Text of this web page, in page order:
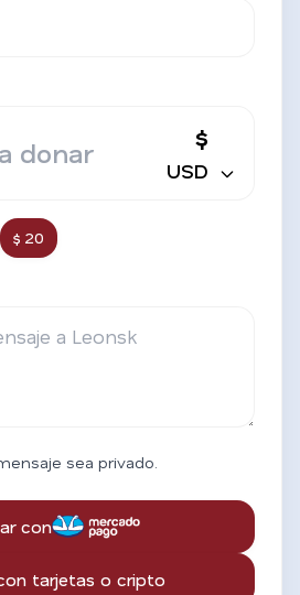
$
USD
$ 20
sea privado.
con
tarjetas o cripto